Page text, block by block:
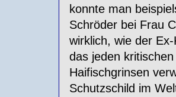
konnte man
Schröder bei Frau
wirklich, wie der
das jeden
Haifischgrinsen
Schutzschild im